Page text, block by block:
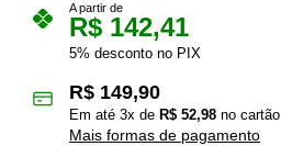
A partir de
R$ 142,41
5% desconto no PIX
R$ 149,90
Em até 3x de R$ 52,98 no cartão
Mais formas de pagamento